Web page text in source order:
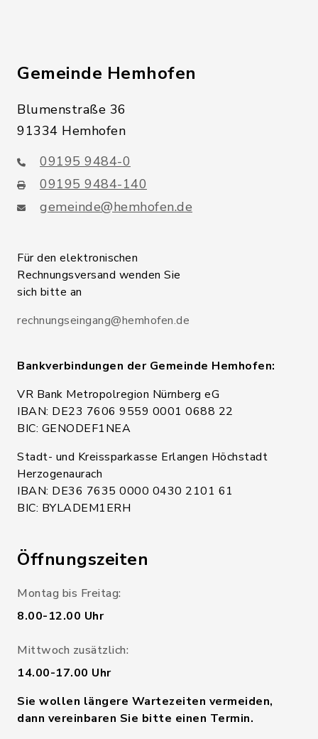
Gemeinde Hemhofen
Blumenstraße 36
91334 Hemhofen
09195 9484-0
09195 9484-140
gemeinde@hemhofen.de
Für den elektronischen
Rechnungsversand wenden Sie
sich bitte an
rechnungseingang@hemhofen.de
Bankverbindungen der Gemeinde Hemhofen:
VR Bank Metropolregion Nürnberg eG
IBAN: DE23 7606 9559 0001 0688 22
BIC: GENODEF1NEA
Stadt- und Kreissparkasse Erlangen Höchstadt
Herzogenaurach
IBAN: DE36 7635 0000 0430 2101 61
BIC: BYLADEM1ERH
Öffnungszeiten
Montag bis Freitag:
8.00-12.00 Uhr
Mittwoch zusätzlich:
14.00-17.00 Uhr
Sie wollen längere Wartezeiten vermeiden,
dann vereinbaren Sie bitte einen Termin.